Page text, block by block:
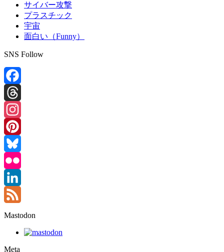
サイバー攻撃
プラスチック
宇宙
面白い（Funny）
SNS Follow
Facebook
Threads
Instagram
Pinterest
Bluesky
Flickr
LinkedIn
Feed
Mastodon
Meta